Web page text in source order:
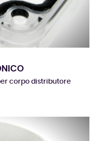
corpo distributore